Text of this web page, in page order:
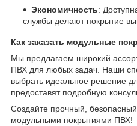
Экономичность:
службы делают покрытие
Как заказать модульные
Мы предлагаем широкий
ПВХ для любых задач. Наши
выбрать идеальное решение
предоставят подробную
Создайте прочный,
модульными покрытиями ПВХ!